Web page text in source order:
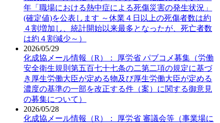
年「職場における熱中症による死傷災害の発生状況」
(確定値)を公表します ～休業４日以上の死傷者数は約
４割増加し、統計開始以来最多となったが、死亡者数
は約４割減少～）
2026/05/29
化成協メール情報（R）： 厚労省 パブコメ募集（労働
安全衛生規則第五百七十七条の二第二項の規定に基づ
き厚生労働大臣が定める物及び厚生労働大臣が定める
濃度の基準の一部を改正する件（案）に関する御意見
の募集について）
2026/05/28
化成協メール情報（R）： 厚労省 審議会等（事業場に